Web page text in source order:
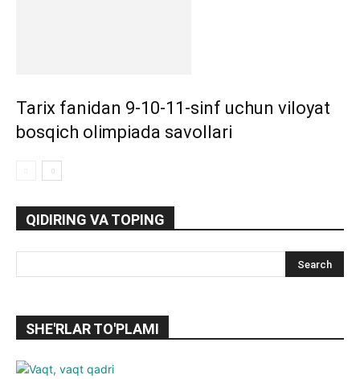
Tarix fanidan 9-10-11-sinf uchun viloyat
bosqich olimpiada savollari
QIDIRING VA TOPING
SHE'RLAR TO'PLAMI